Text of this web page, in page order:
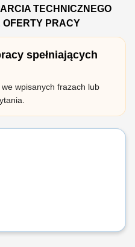
TECHNICZNEGO
OFERTY PRACY
spełniających
wpisanych frazach lub